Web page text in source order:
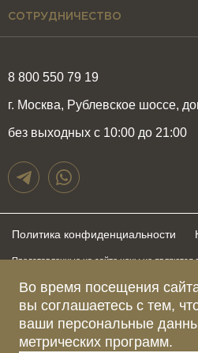
Во время посещения
вы соглашаетесь с тем,
ваши персональные
метрических программ.
8 800 550 79 19
г. Москва, Рублевское шоссе,
без выходных с 10:00 до 21:00
СОТРУДНИЧЕСТВО
Политика конфиденциальности
Представленные на сайте цены не являются
быть изменены в любое время без
подробной информации о стоимости, сроках
обращаться к менеджерам по указанным
Зарегистрированное название компании